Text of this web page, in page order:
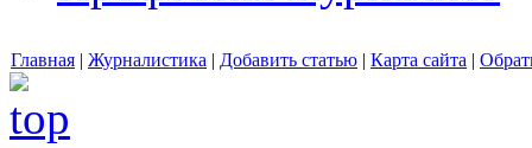
Главная | Журналистика | Добавить статью | Карта сайта |